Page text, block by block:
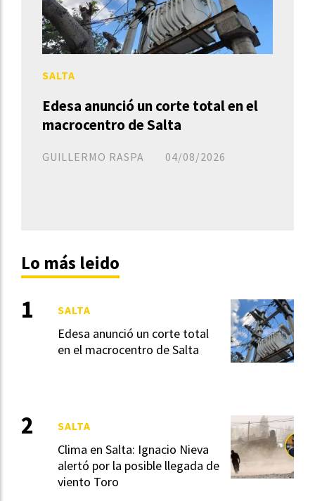
Edesa anunció un corte total en el
macrocentro de Salta
GUILLERMO RASPA
SALTA
04/08/2026
Lo más leido
Edesa anunció un corte total
en el macrocentro de Salta
SALTA
Clima en Salta: Ignacio Nieva
alertó por la posible llegada de
viento Toro
SALTA